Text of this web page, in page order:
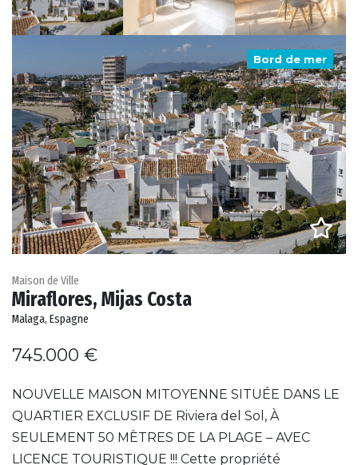
Bord de mer
Maison de Ville
Miraflores, Mijas Costa
Malaga, Espagne
745.000 €
NOUVELLE MAISON MITOYENNE SITUÉE DANS LE
QUARTIER EXCLUSIF DE Riviera del Sol, À
SEULEMENT 50 MÈTRES DE LA PLAGE – AVEC
LICENCE TOURISTIQUE !!! Cette propriété